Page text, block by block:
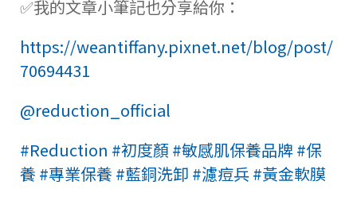
✅我的文章小筆記也分享給你：
https://weantiffany.pixnet.net/blog/post/
70694431
@reduction_official
#Reduction #初度顏 #敏感肌保養品牌#保
養 #專業保養 #藍銅洗卸 #濾痘兵#黃金軟膜